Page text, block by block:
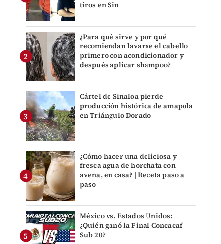
tiros en Sin
¿Para qué sirve y por qué
recomiendan lavarse el cabello
primero con acondicionador y
después aplicar shampoo?
Cártel de Sinaloa pierde
producción histórica de amapola
en Triángulo Dorado
¿Cómo hacer una deliciosa y
fresca agua de horchata con
avena, en casa? | Receta paso a
paso
México vs. Estados Unidos:
¿Quién ganó la Final Concacaf
Sub 20?